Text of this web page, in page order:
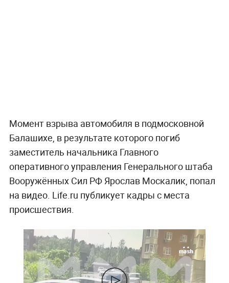
Момент взрыва автомобиля в подмосковной
Балашихе, в результате которого погиб
заместитель начальника Главного
оперативного управления Генерального штаба
Вооружённых Сил РФ Ярослав Москалик, попал
на видео. Life.ru публикует кадры с места
происшествия.